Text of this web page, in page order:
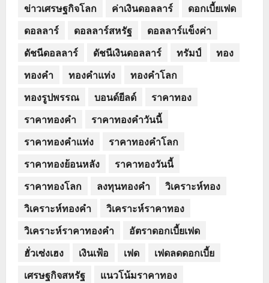
ข่าวเศรษฐกิจโลก
ค่าเงินดอลลาร์
ดอกเบี้ยเฟด
ดอลลาร์
ดอลลาร์สหรัฐ
ดอลลาร์แข็งค่า
ดัชนีดอลลาร์
ดัชนีเงินดอลลาร์ ทรัมป์
ทอง
ทองคำ
ทองคำแท่ง
ทองคำโลก
ทองรูปพรรณ
บอนด์ยีลด์
ราคาทอง
ราคาทองคำ
ราคาทองคำวันนี้
ราคาทองคำแท่ง
ราคาทองคำโลก
ราคาทองย้อนหลัง
ราคาทองวันนี้
ราคาทองโลก
ลงทุนทองคำ
วิเคราะห์ทอง
วิเคราะห์ทองคำ
วิเคราะห์ราคาทอง
วิเคราะห์ราคาทองคำ
อัตราดอกเบี้ยเฟด
ฮั่วเซ่งเฮง
เงินเฟ้อ เฟด
เฟดลดดอกเบี้ย
เศรษฐกิจสหรัฐ
แนวโน้มราคาทอง